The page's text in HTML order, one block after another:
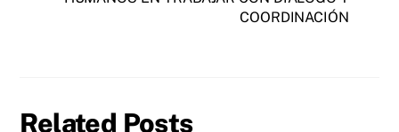
COORDINACIÓN
Related Posts